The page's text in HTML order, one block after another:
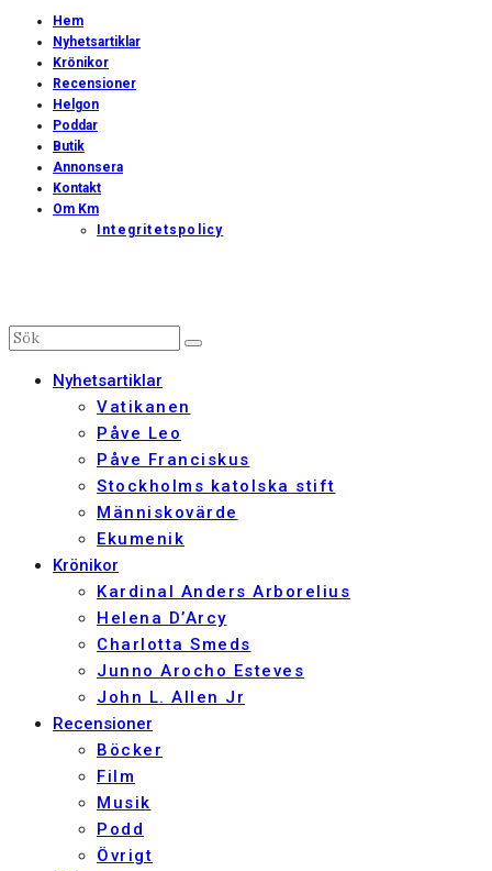
Hem
Nyhetsartiklar
Krönikor
Recensioner
Helgon
Poddar
Butik
Annonsera
Kontakt
Om Km
Integritetspolicy
Nyhetsartiklar
Vatikanen
Påve Leo
Påve Franciskus
Stockholms katolska stift
Människovärde
Ekumenik
Krönikor
Kardinal Anders Arborelius
Helena D’Arcy
Charlotta Smeds
Junno Arocho Esteves
John L. Allen Jr
Recensioner
Böcker
Film
Musik
Podd
Övrigt